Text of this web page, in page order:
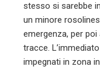
stesso si sarebbe
un minore
emergenza, per
tracce.
impegnati in zona